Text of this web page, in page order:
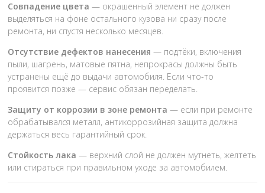
Совпадение цвета — окрашенный элемент не должен
выделяться на фоне остального кузова ни сразу после
ремонта, ни спустя несколько месяцев.
Отсутствие дефектов нанесения — подтёки, включения
пыли, шагрень, матовые пятна, непрокрасы должны быть
устранены ещё до выдачи автомобиля. Если что-то
проявится позже — сервис обязан переделать.
Защиту от коррозии в зоне ремонта — если при ремонте
обрабатывался металл, антикоррозийная защита должна
держаться весь гарантийный срок.
Стойкость лака — верхний слой не должен мутнеть, желтеть
или стираться при правильном уходе за автомобилем.